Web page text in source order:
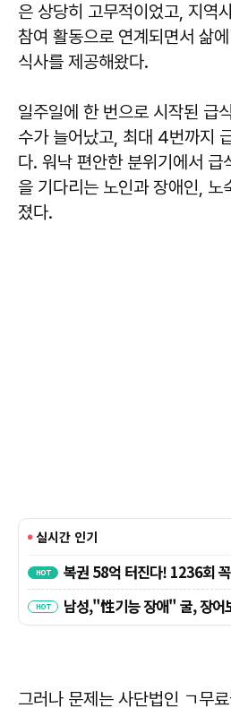
은 상당히 고무적이었고, 지역
참여 활동으로 연계되면서 삶
식사를 제공해왔다.
일주일에 한 번으로 시작된 급
수가 늘어났고, 최대 4번까지
다. 워낙 편안한 분위기에서 급
을 기다리는 노인과 장애인, 노
졌다.
그러나 문제는 사단법인 ㄱ무